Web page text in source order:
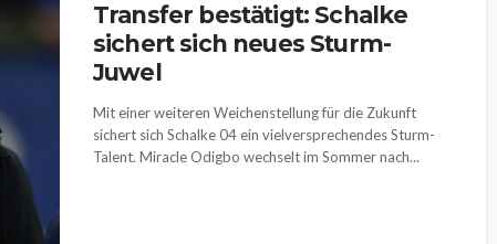
Transfer bestätigt: Schalke
sichert sich neues Sturm-
Juwel
Mit einer weiteren Weichenstellung für die Zukunft
sichert sich Schalke 04 ein vielversprechendes Sturm-
Talent. Miracle Odigbo wechselt im Sommer nach...